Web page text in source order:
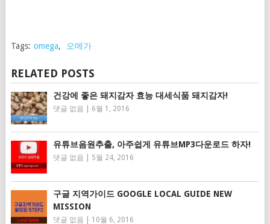
Tags: omega, 오메가
RELATED POSTS
건강에 좋은 돼지감자 효능 대세식품 돼지감자!
댓글 없음 6월 1, 2016
유튜브음원추출, 아주쉽게 유튜브MP3다운로드 하자!
댓글 없음 5월 24, 2016
구글 지역가이드 GOOGLE LOCAL GUIDE NEW
MISSION
댓글 없음 10월 6, 2016